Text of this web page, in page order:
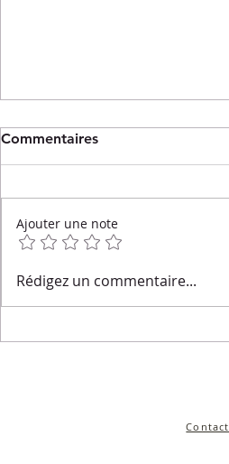
Salade de quinoa
Commentaires
Ajouter une note
Rédigez un commentaire...
Contact